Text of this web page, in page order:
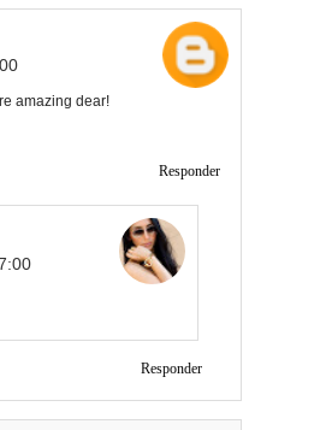
amazing dear!
Responder
Responder